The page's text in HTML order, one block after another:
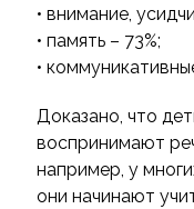
• внимание,
• память – 73%;
•
Доказано, что
воспринимают
например, у
они начинают